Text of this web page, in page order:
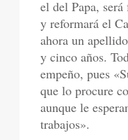
el del Papa,
y reformará el
ahora un
y cinco años.
empeño, pues
que lo procure
aunque le
trabajos».